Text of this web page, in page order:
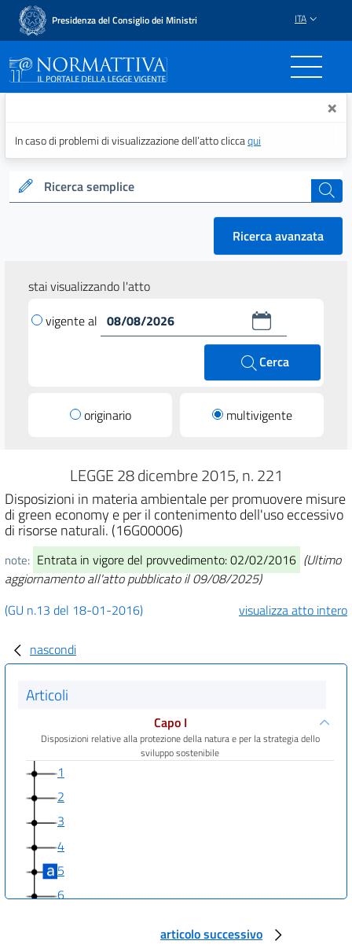
Presidenza del Consiglio dei Ministri ITA
Normattiva - Il portale ×
In caso di problemi di visualizzazione dell’atto cliccaqui
Ricerca semplice cerca
Ricerca avanzata
stai visualizzando l'atto
vigente al
Cerca
originario multivigente
LEGGE 28 dicembre 2015, n. 221
Disposizioni in materia ambientale per promuovere misure
di green economy e per il contenimento dell'uso eccessivo
di risorse naturali. (16G00006)
note: Entrata in vigore del provvedimento: 02/02/2016 (Ultimo
aggiornamento all'atto pubblicato il 09/08/2025)
(GU n.13 del 18-01-2016)
visualizza atto intero
nascondi
Articoli
Capo I
Disposizioni relative alla protezione della natura e per la strategia dello
sviluppo sostenibile
1
2
3
4
5
6
Capo II
articolo successivo